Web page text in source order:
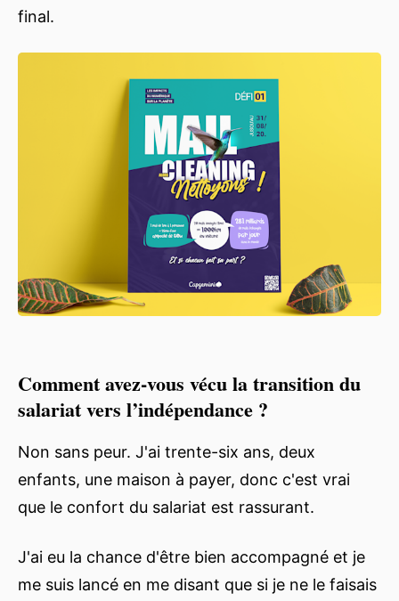
final.
Comment avez-vous vécu la transition du
salariat vers l’indépendance ?
Non sans peur. J'ai trente-six ans, deux
enfants, une maison à payer, donc c'est vrai
que le confort du salariat est rassurant.
J'ai eu la chance d'être bien accompagné et je
me suis lancé en me disant que si je ne le faisais